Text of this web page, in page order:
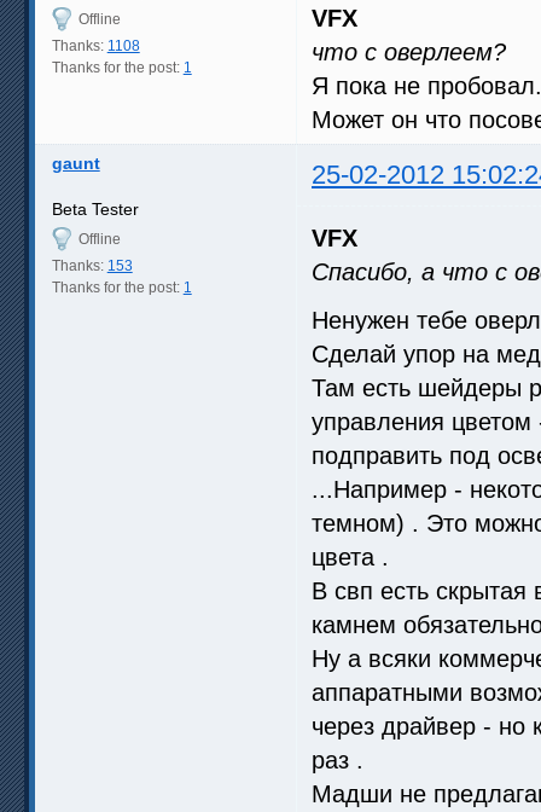
Offline
Thanks: 1108
Thanks for the post: 1
VFX
что с оверлеем?
Я пока не
Может он что
gaunt 25-02-2012
Beta Tester
Offline
Thanks: 153
Thanks for the post: 1
VFX
Спасибо, а что с
Ненужен тебе
Сделай упор на
Там есть шейдеры
управления
подправить под
...Например -
темном) . Это
цвета .
В свп есть
камнем
Ну а всяки
аппаратными
через драйвер - но
раз .
Мадши не